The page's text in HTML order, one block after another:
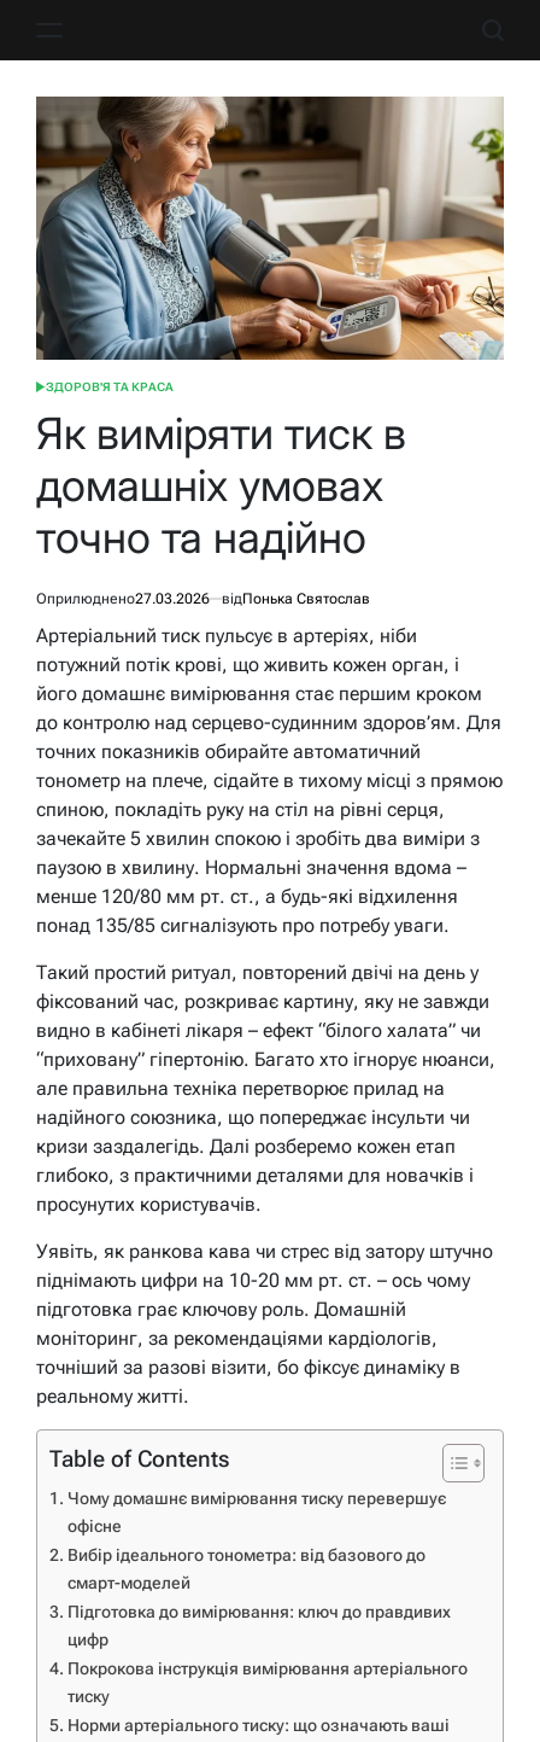
ОПУБЛІКУВАТИ
ЗДОРОВ'Я ТА КРАСА
Як виміряти тиск в
домашніх умовах
точно та надійно
Оприлюднено27.03.2026 відПонька Святослав
Артеріальний тиск пульсує в артеріях, ніби
потужний потік крові, що живить кожен орган, і
його домашнє вимірювання стає першим кроком
до контролю над серцево-судинним здоров’ям. Для
точних показників обирайте автоматичний
тонометр на плече, сідайте в тихому місці з прямою
спиною, покладіть руку на стіл на рівні серця,
зачекайте 5 хвилин спокою і зробіть два виміри з
паузою в хвилину. Нормальні значення вдома –
менше 120/80 мм рт. ст., а будь-які відхилення
понад 135/85 сигналізують про потребу уваги.
Такий простий ритуал, повторений двічі на день у
фіксований час, розкриває картину, яку не завжди
видно в кабінеті лікаря – ефект “білого халата” чи
“приховану” гіпертонію. Багато хто ігнорує нюанси,
але правильна техніка перетворює прилад на
надійного союзника, що попереджає інсульти чи
кризи заздалегідь. Далі розберемо кожен етап
глибоко, з практичними деталями для новачків і
просунутих користувачів.
Уявіть, як ранкова кава чи стрес від затору штучно
піднімають цифри на 10-20 мм рт. ст. – ось чому
підготовка грає ключову роль. Домашній
моніторинг, за рекомендаціями кардіологів,
точніший за разові візити, бо фіксує динаміку в
реальному житті.
Table of Contents
Чому домашнє вимірювання тиску перевершує
офісне
Вибір ідеального тонометра: від базового до
смарт-моделей
Підготовка до вимірювання: ключ до правдивих
цифр
Покрокова інструкція вимірювання артеріального
тиску
Норми артеріального тиску: що означають ваші